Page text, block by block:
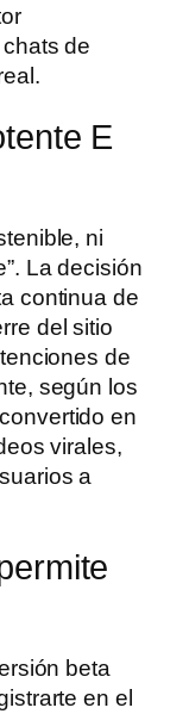
de
E
ni
La decisión
continua de
del sitio
de
según los
en
virales,
a
beta
en el